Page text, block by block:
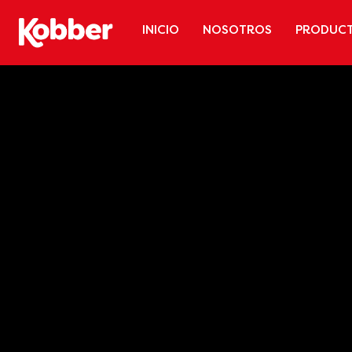
INICIO NOSOTROS